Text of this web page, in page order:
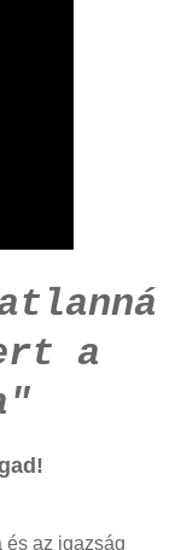
a
és az igazság